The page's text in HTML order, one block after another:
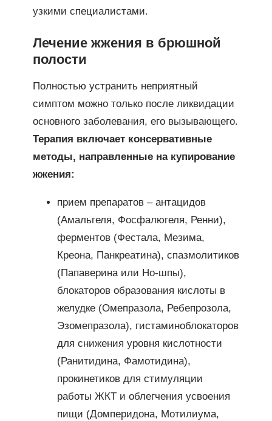
узкими специалистами.
Лечение жжения в брюшной
полости
Полностью устранить неприятный
симптом можно только после ликвидации
основного заболевания, его вызывающего.
Терапия включает консервативные
методы, направленные на купирование
жжения:
прием препаратов – антацидов
(Амальгеля, Фосфалюгеля, Ренни),
ферментов (Фестала, Мезима,
Креона, Панкреатина), спазмолитиков
(Папаверина или Но-шпы),
блокаторов образования кислоты в
желудке (Омепразола, Ребепрозола,
Эзомепразола), гистаминоблокаторов
для снижения уровня кислотности
(Ранитидина, Фамотидина),
прокинетиков для стимуляции
работы ЖКТ и облегчения усвоения
пищи (Домперидона, Мотилиума,